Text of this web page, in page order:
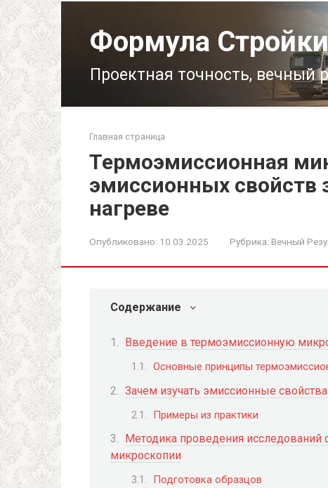
Формула Стройки
Проектная точность, вечный
Главная страница
Термоэмиссионная
эмиссионных
нагреве
Опубликовано: 10.03.2025 Рубрика: Вечный
Содержание
Введение в термоэмиссионную
Основные принципы
Зачем изучать эмиссионные
Примеры из практики
Методика проведения
микроскопии
Подготовка образцов